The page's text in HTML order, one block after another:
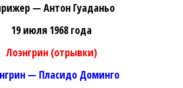
— Антон Гуаданьо
19 июля 1968 года
Лоэнгрин (отрывки)
— Пласидо Доминго